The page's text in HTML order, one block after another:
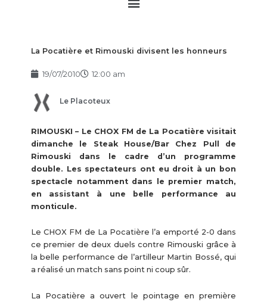
La Pocatière et Rimouski divisent les honneurs
19/07/2010 12:00 am
Le Placoteux
RIMOUSKI – Le CHOX FM de La Pocatière visitait
dimanche le Steak House/Bar Chez Pull de
Rimouski dans le cadre d’un programme
double. Les spectateurs ont eu droit à un bon
spectacle notamment dans le premier match,
en assistant à une belle performance au
monticule.
Le CHOX FM de La Pocatière l’a emporté 2-0 dans
ce premier de deux duels contre Rimouski grâce à
la belle performance de l’artilleur Martin Bossé, qui
a réalisé un match sans point ni coup sûr.
La Pocatière a ouvert le pointage en première